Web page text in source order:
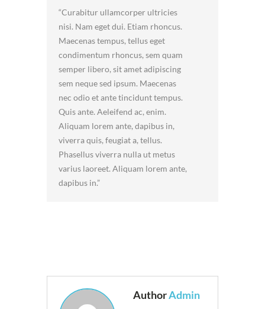
Curabitur ullamcorper ultricies
nisi. Nam eget dui. Etiam rhoncus.
Maecenas tempus, tellus eget
condimentum rhoncus, sem quam
semper libero, sit amet adipiscing
sem neque sed ipsum. Maecenas
nec odio et ante tincidunt tempus.
Quis ante. Aeleifend ac, enim.
Aliquam lorem ante, dapibus in,
viverra quis, feugiat a, tellus.
Phasellus viverra nulla ut metus
varius laoreet. Aliquam lorem ante,
dapibus in.
AuthorAdmin